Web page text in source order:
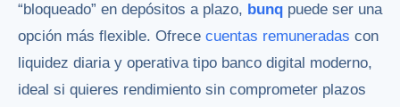
“bloqueado” en depósitos a plazo, bunq puede ser una
opción más flexible. Ofrece cuentas remuneradas con
liquidez diaria y operativa tipo banco digital moderno,
ideal si quieres rendimiento sin comprometer plazos